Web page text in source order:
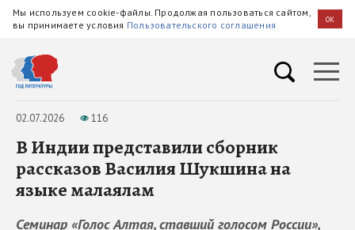
Мы используем cookie-файлы. Продолжая пользоваться сайтом,
вы принимаете условия Пользовательского соглашения OK
02.07.2026 116
В Индии представили сборник
рассказов Василия Шукшина на
языке малаялам
Семинар «Голос Алтая, ставший голосом России»,